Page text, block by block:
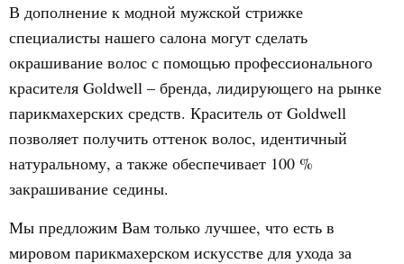
В дополнение к модной мужской стрижке
специалисты нашего салона могут сделать
окрашивание волос с помощью профессионального
красителя Goldwell – бренда, лидирующего на рынке
парикмахерских средств. Краситель от Goldwell
позволяет получить оттенок волос, идентичный
натуральному, а также обеспечивает 100 %
закрашивание седины.
Мы предложим Вам только лучшее, что есть в
мировом парикмахерском искусстве для ухода за